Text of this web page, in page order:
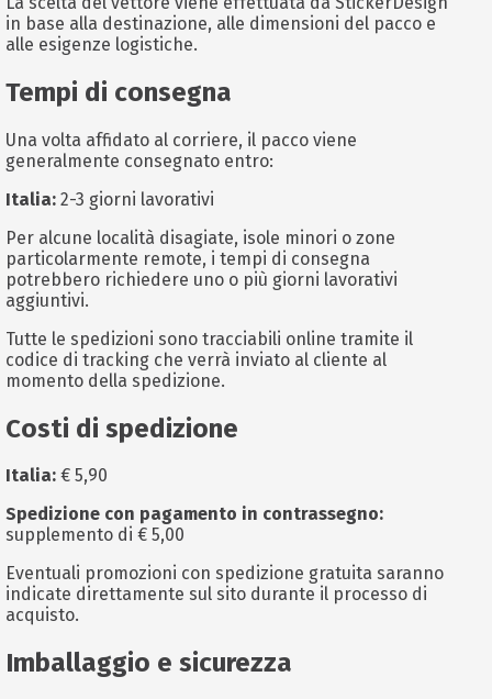
in base alla destinazione, alle dimensioni del pacco e
alle esigenze logistiche.
Tempi di consegna
Una volta affidato al corriere, il pacco viene
generalmente consegnato entro:
Italia: 2-3 giorni lavorativi
Per alcune località disagiate, isole minori o zone
particolarmente remote, i tempi di consegna
potrebbero richiedere uno o più giorni lavorativi
aggiuntivi.
Tutte le spedizioni sono tracciabili online tramite il
codice di tracking che verrà inviato al cliente al
momento della spedizione.
Costi di spedizione
Italia: € 5,90
Spedizione con pagamento in contrassegno:
supplemento di € 5,00
Eventuali promozioni con spedizione gratuita saranno
indicate direttamente sul sito durante il processo di
acquisto.
Imballaggio e sicurezza